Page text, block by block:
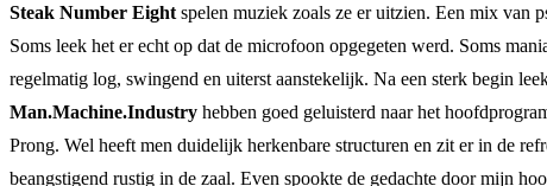
Steak Number Eight spelen muziek zoals ze er uitzien. Een mix van
Soms leek het er echt op dat de microfoon opgegeten werd. Soms
regelmatig log, swingend en uiterst aanstekelijk. Na een sterk begin
Man.Machine.Industry hebben goed geluisterd naar het
Prong. Wel heeft men duidelijk herkenbare structuren en zit er in de
beangstigend rustig in de zaal. Even spookte de gedachte door mijn